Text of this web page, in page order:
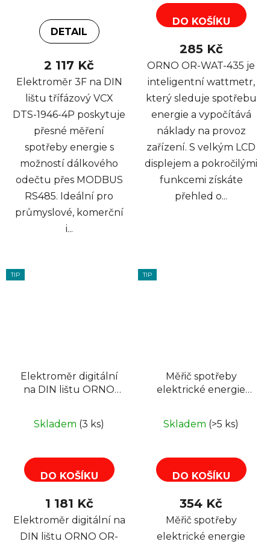
DETAIL
2 117 Kč
Elektroměr 3F na DIN
lištu třífázový VCX
DTS-1946-4P poskytuje
přesné měření
spotřeby energie s
možností dálkového
odečtu přes MODBUS
RS485. Ideální pro
průmyslové, komerční
i...
DO KOŠÍKU
285 Kč
ORNO OR-WAT-435 je
inteligentní wattmetr,
který sleduje spotřebu
energie a vypočítává
náklady na provoz
zařízení. S velkým LCD
displejem a pokročilými
funkcemi získáte
přehled o...
TIP
Elektroměr digitální
na DIN lištu ORNO
TH-35mm
Skladem (3 ks)
DO KOŠÍKU
1 181 Kč
Elektroměr digitální na
DIN lištu ORNO OR-
TIP
Měřič spotřeby
elektrické energie
Skladem (>5 ks)
DO KOŠÍKU
354 Kč
Měřič spotřeby
elektrické energie